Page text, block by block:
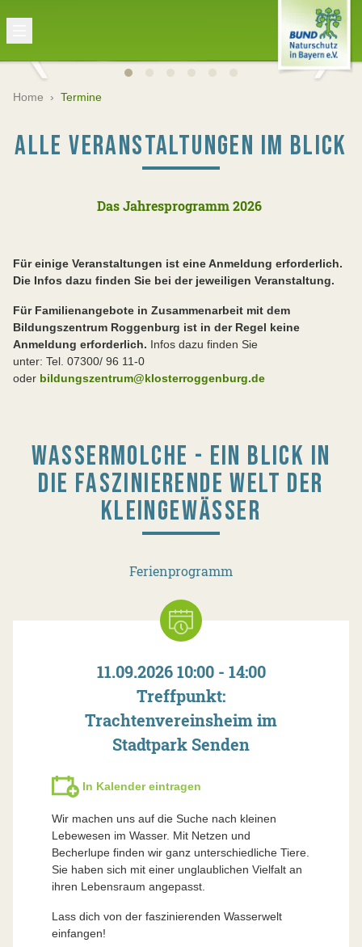
Home › Termine
ALLE VERANSTALTUNGEN IM BLICK
Das Jahresprogramm 2026
Für einige Veranstaltungen ist eine Anmeldung erforderlich.
Die Infos dazu finden Sie bei der jeweiligen Veranstaltung.
Für Familienangebote in Zusammenarbeit mit dem
Bildungszentrum Roggenburg ist in der Regel keine
Anmeldung erforderlich. Infos dazu finden Sie
unter: Tel. 07300/ 96 11-0
oder bildungszentrum@klosterroggenburg.de
WASSERMOLCHE - EIN BLICK IN
DIE FASZINIERENDE WELT DER
KLEINGEWÄSSER
Ferienprogramm
11.09.2026 10:00 - 14:00
Treffpunkt:
Trachtenvereinsheim im
Stadtpark Senden
In Kalender eintragen
Wir machen uns auf die Suche nach kleinen
Lebewesen im Wasser. Mit Netzen und
Becherlupe finden wir ganz unterschiedliche Tiere.
Sie haben sich mit einer unglaublichen Vielfalt an
ihren Lebensraum angepasst.
Lass dich von der faszinierenden Wasserwelt
einfangen!